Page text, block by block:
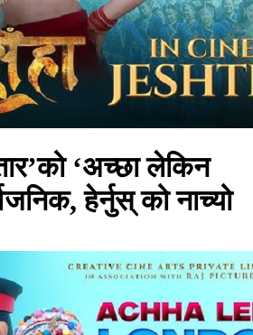
‘अच्छा लेकिन
हेर्नुस् को नाच्यो